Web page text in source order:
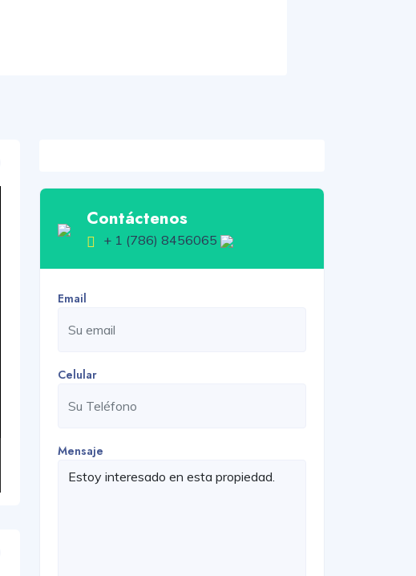
Contáctenos
+ 1 (786) 8456065
Email
Celular
Mensaje